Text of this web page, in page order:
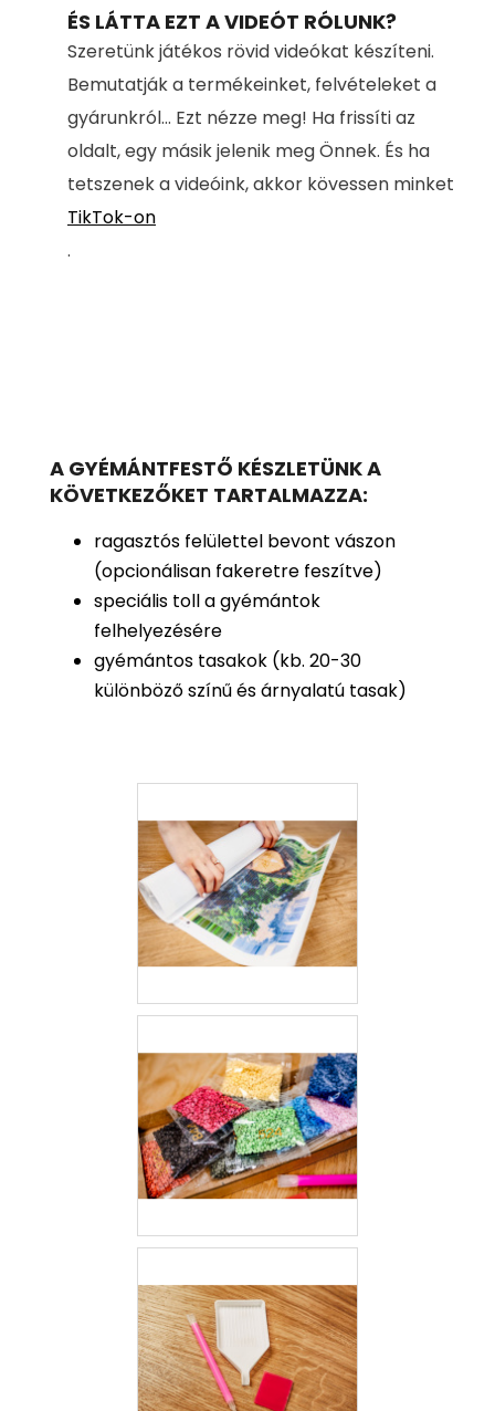
ÉS LÁTTA EZT A VIDEÓT RÓLUNK?
Szeretünk játékos rövid videókat készíteni.
Bemutatják a termékeinket, felvételeket a
gyárunkról... Ezt nézze meg! Ha frissíti az
oldalt, egy másik jelenik meg Önnek. És ha
tetszenek a videóink, akkor kövessen minket
TikTok-on
.
A GYÉMÁNTFESTŐ KÉSZLETÜNK A
KÖVETKEZŐKET TARTALMAZZA:
ragasztós felülettel bevont vászon
(opcionálisan fakeretre feszítve)
speciális toll a gyémántok
felhelyezésére
gyémántos tasakok (kb. 20-30
különböző színű és árnyalatú tasak)